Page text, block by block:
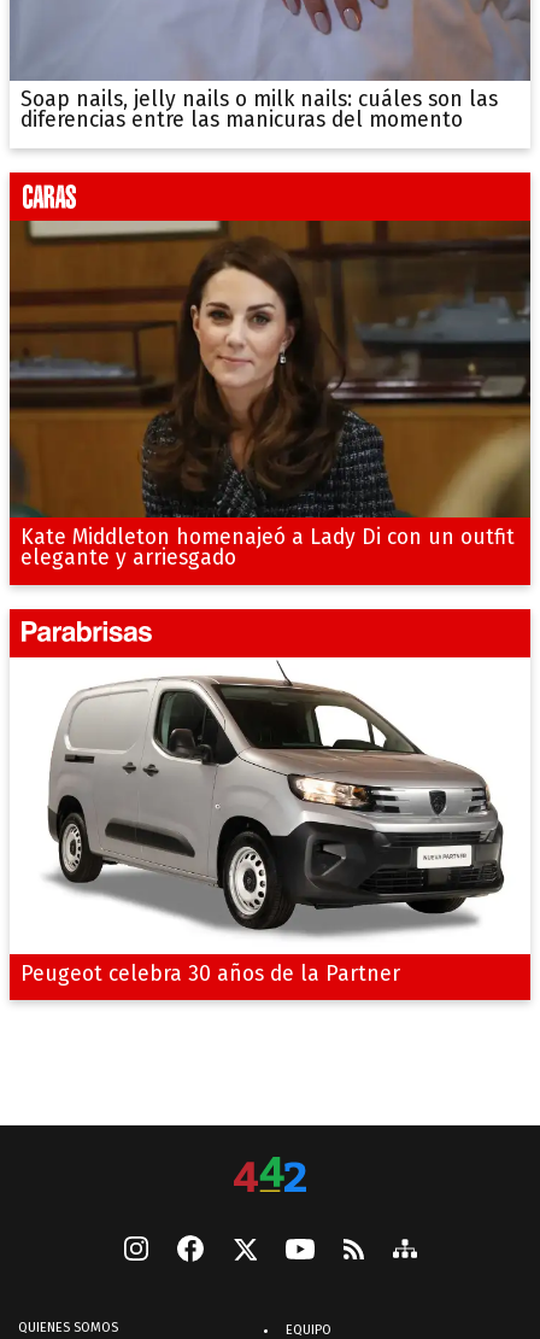
Soap nails, jelly nails o milk nails: cuáles son las
diferencias entre las manicuras del momento
Kate Middleton homenajeó a Lady Di con un outfit
elegante y arriesgado
Peugeot celebra 30 años de la Partner
QUIENES SOMOS EQUIPO